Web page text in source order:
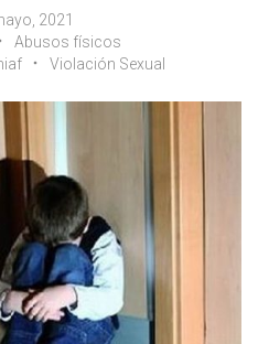
2021
Abusos físicos
Violación Sexual